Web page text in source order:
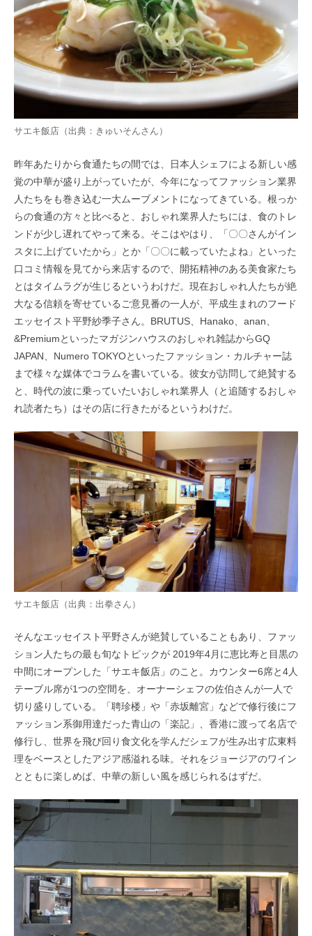
サエキ飯店（出典： きゅいそんさん）
昨年あたりから食通たちの間では、日本人シェフによる新しい感
覚の中華が盛り上がっていたが、今年になってファッション業界
人たちをも巻き込む一大ムーブメントになってきている。根っか
らの食通の方々と比べると、おしゃれ業界人たちには、食のトレ
ンドが少し遅れてやって来る。そこはやはり、「〇〇さんがイン
スタに上げていたから」とか「〇〇に載っていたよね」といった
口コミ情報を見てから来店するので、開拓精神のある美食家たち
とはタイムラグが生じるというわけだ。現在おしゃれ人たちが絶
大なる信頼を寄せているご意見番の一人が、平成生まれのフード
エッセイスト平野紗季子さん。BRUTUS、Hanako、anan、
&Premiumといったマガジンハウスのおしゃれ雑誌からGQ
JAPAN、Numero TOKYOといったファッション・カルチャー誌
まで様々な媒体でコラムを書いている。彼女が訪問して絶賛する
と、時代の波に乗っていたいおしゃれ業界人（と追随するおしゃ
れ読者たち）はその店に行きたがるというわけだ。
サエキ飯店（出典： 出拳さん）
そんなエッセイスト平野さんが絶賛していることもあり、ファッ
ション人たちの最も旬なトピックが 2019年4月に恵比寿と目黒の
中間にオープンした「サエキ飯店」のこと。カウンター6席と4人
テーブル席が1つの空間を、オーナーシェフの佐伯さんが一人で
切り盛りしている。「聘珍楼」や「赤坂離宮」などで修行後にフ
ァッション系御用達だった青山の「楽記」、香港に渡って名店で
修行し、世界を飛び回り食文化を学んだシェフが生み出す広東料
理をベースとしたアジア感溢れる味。それをジョージアのワイン
とともに楽しめば、中華の新しい風を感じられるはずだ。